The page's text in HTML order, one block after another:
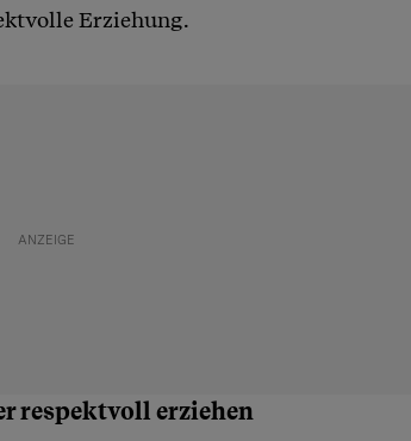
Erziehung.
respektvoll erziehen